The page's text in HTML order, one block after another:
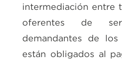
intermediación entre
oferentes de
demandantes de
están obligados al